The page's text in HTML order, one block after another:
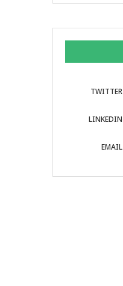
TWITTER
LINKEDIN
EMAIL